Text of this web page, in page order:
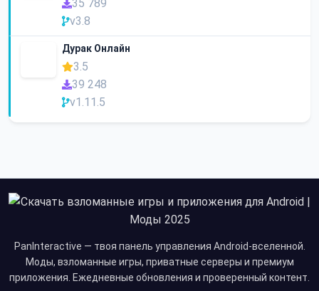
35 789
v3.8
Дурак Онлайн
3.5
39 248
v1.11.5
PanInteractive — твоя панель управления Android-вселенной.
Моды, взломанные игры, приватные серверы и премиум
приложения. Ежедневные обновления и проверенный контент.